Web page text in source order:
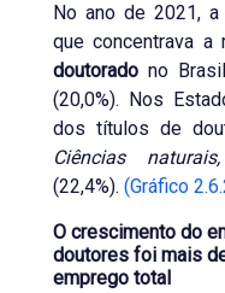
No ano de 2021, a
que concentrava
doutorado no
(20,0%). Nos
dos títulos de
Ciências
(22,4%). (Gráfico
O crescimento do
doutores foi mais
emprego total